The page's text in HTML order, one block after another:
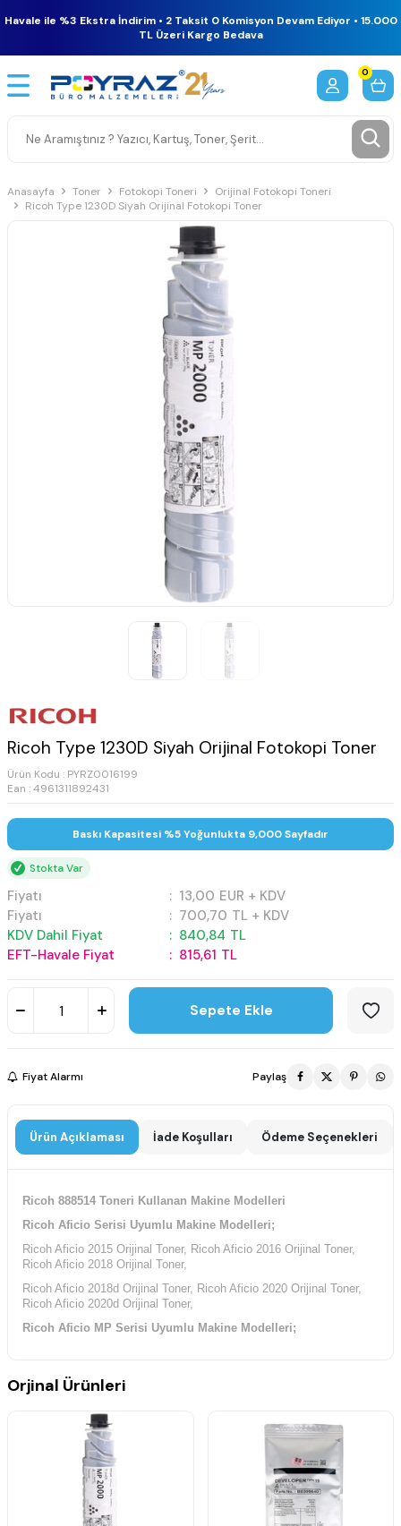
Havale ile %3 Ekstra İndirim • 2 Taksit 0 Komisyon Devam Ediyor • 15.000
TL Üzeri Kargo Bedava
0
Anasayfa Toner Fotokopi Toneri
Orijinal Fotokopi Toneri
Ricoh Type 1230D Siyah Orijinal Fotokopi Toner
Ricoh Type 1230D Siyah Orijinal Fotokopi Toner
Ürün Kodu : PYRZ0016199
Ean : 4961311892431
Baskı Kapasitesi %5 Yoğunlukta 9,000 Sayfadır
Stokta Var
Fiyatı : 13,00 EUR + KDV
Fiyatı
: 700,70 TL + KDV
KDV Dahil Fiyat
: 840,84 TL
EFT-Havale Fiyat
: 815,61 TL
Sepete Ekle
Fiyat Alarmı Paylaş
Ürün Açıklaması İade Koşulları Ödeme Seçenekleri
Ricoh 888514 Toneri Kullanan Makine Modelleri
Ricoh Aficio Serisi Uyumlu Makine Modelleri;
Ricoh Aficio 2015 Orijinal Toner, Ricoh Aficio 2016 Orijinal Toner,
Ricoh Aficio 2018 Orijinal Toner,
Ricoh Aficio 2018d Orijinal Toner, Ricoh Aficio 2020 Orijinal Toner,
Ricoh Aficio 2020d Orijinal Toner,
Ricoh Aficio MP Serisi Uyumlu Makine Modelleri;
Ricoh Aficio MP-1600 Orijinal Toner, Ricoh Aficio MP-1600L Orijinal
Ricoh Aficio MP-2000 Orijinal Toner, Ricoh Aficio MP-2000L Orijinal
Toner, Ricoh Aficio MP-2000Sp Orijinal Toner,
Orjinal Ürünleri